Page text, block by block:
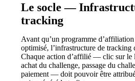
Le socle —
tracking
Avant qu’un programme d’affiliation
optimisé, l’infrastructure de tracking
Chaque action d’affilié — clic sur le
achat du challenge, passage du
paiement — doit pouvoir être